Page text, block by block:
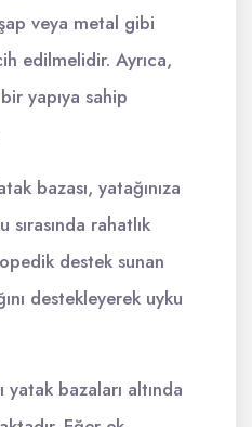
veya metal gibi
edilmelidir. Ayrıca,
yapıya sahip
bazası, yatağınıza
sırasında rahatlık
destek sunan
destekleyerek uyku
yatak bazaları altında